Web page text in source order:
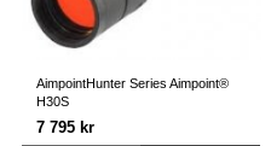
AimpointHunter Series Aimpoint®
H30S
7 795 kr